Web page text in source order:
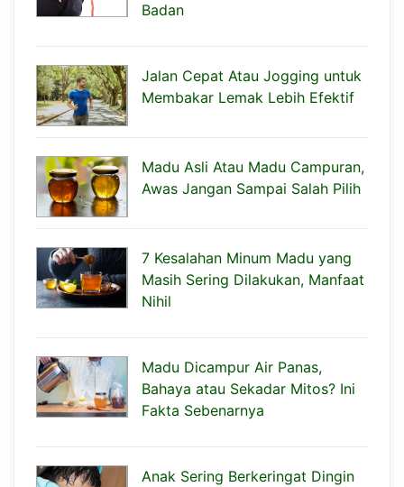
Badan
Jalan Cepat Atau Jogging untuk
Membakar Lemak Lebih Efektif
Madu Asli Atau Madu Campuran,
Awas Jangan Sampai Salah Pilih
7 Kesalahan Minum Madu yang
Masih Sering Dilakukan, Manfaat
Nihil
Madu Dicampur Air Panas,
Bahaya atau Sekadar Mitos? Ini
Fakta Sebenarnya
Anak Sering Berkeringat Dingin